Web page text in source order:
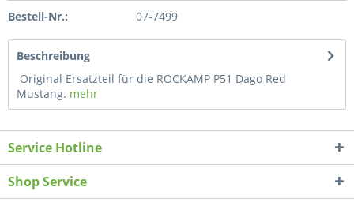
Bestell-Nr.: 07-7499
Beschreibung
Original Ersatzteil für die ROCKAMP P51 Dago Red
Mustang. mehr
Service Hotline
Shop Service